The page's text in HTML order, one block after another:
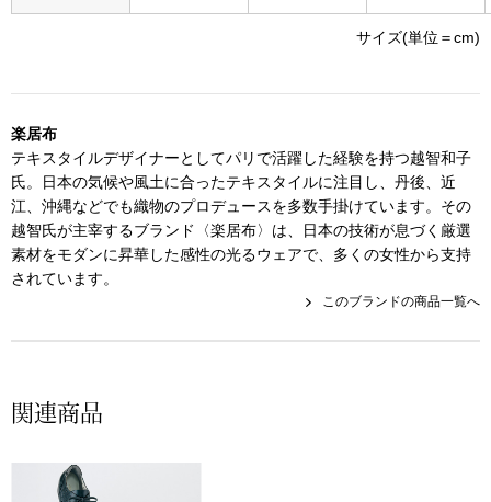
ズ
その他
帽子
ネクタイ
マフラー／ス
サイズ(単位＝cm)
楽居布
テキスタイルデザイナーとしてパリで活躍した経験を持つ越智和子
氏。日本の気候や風土に合ったテキスタイルに注目し、丹後、近
江、沖縄などでも織物のプロデュースを多数手掛けています。その
越智氏が主宰するブランド〈楽居布〉は、日本の技術が息づく厳選
素材をモダンに昇華した感性の光るウェアで、多くの女性から支持
されています。
このブランドの商品一覧へ
関連商品